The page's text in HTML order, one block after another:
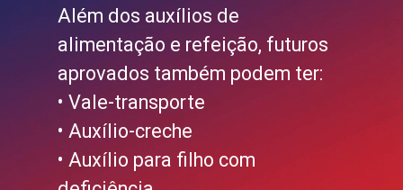
Além dos auxílios de
alimentação e refeição, futuros
aprovados também podem ter:
• Vale-transporte
• Auxílio-creche
• Auxílio para filho com